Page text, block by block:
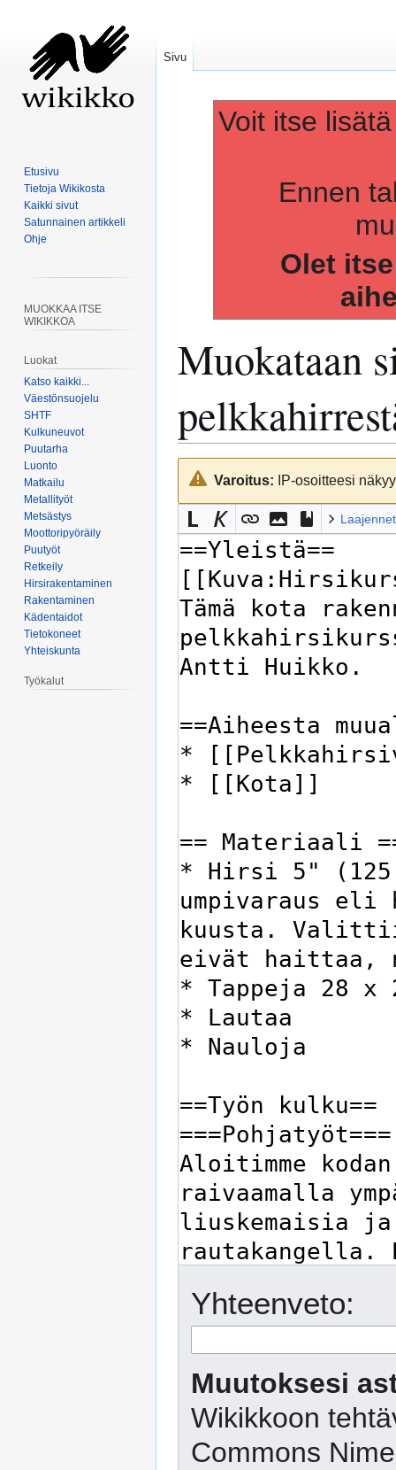
Voit itse
Ennen
Olet
Muokataan
Siirry
navigaatioon
Siirry
hakuunVaroitus: IP-osoitteesi
Yhteenveto:
Muutoksesi
Wikikkoon
Commons
Sivu
Etusivu
Tietoja Wikikosta
Kaikki sivut
Satunnainen artikkeli
Ohje
MUOKKAA ITSE
WIKIKKOA
Luokat
Katso kaikki...
Väestönsuojelu
SHTF
Kulkuneuvot
Puutarha
Luonto
Matkailu
Metallityöt
Metsästys
Moottoripyöräily
Puutyöt
Retkeily
Hirsirakentaminen
Rakentaminen
Kädentaidot
Tietokoneet
Yhteiskunta
Työkalut